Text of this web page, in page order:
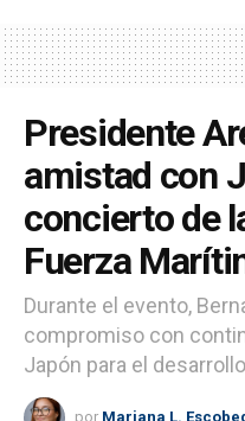
Presidente
amistad con
concierto de
Fuerza
Durante el evento,
compromiso con
Japón para el
por Mariana L.